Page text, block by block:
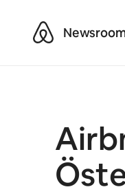
Airbnb